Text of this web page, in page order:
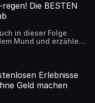
Die BESTEN
in dieser Folge
Mund und erzählen
immer alles
regnet es
die Langeweile an
auch eure Tipps an
Hosted on
information.
Erlebnisse
Geld machen